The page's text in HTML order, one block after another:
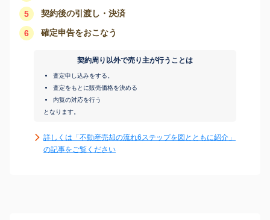
5 契約後の引渡し・決済
6 確定申告をおこなう
契約周り以外で売り主が行うことは
査定申し込みをする。
査定をもとに販売価格を決める
内覧の対応を行う
となります。
詳しくは「不動産売却の流れ6ステップを図とともに紹介」
の記事をご覧ください